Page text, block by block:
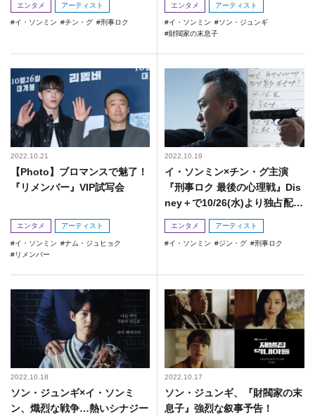
エンタメ アーティスト
イ・ソンミン チン・グ 刑事ロク
エンタメ アーティスト
イ・ソンミン
ソン・ジュンギ
財閥家の末息子
2022.10.21
【Photo】ブロマンスで魅了！
『リメンバー』VIP試写会
エンタメ アーティスト
イ・ソンミン
ナム・ジュヒョク
リメンバー
2022.10.19
イ・ソンミン×チン・グ主演
『刑事ロク 最後の心理戦』Dis
ney＋で10/26(水)より独占配信
決定！
エンタメ アーティスト
イ・ソンミン ジン・グ 刑事ロク
2022.10.18
ソン・ジュンギ×イ・ソンミ
ン、熾烈な戦争…熱いシナジー
2022.10.17
ソン・ジュンギ、『財閥家の末
息子』強烈な叙事予告！